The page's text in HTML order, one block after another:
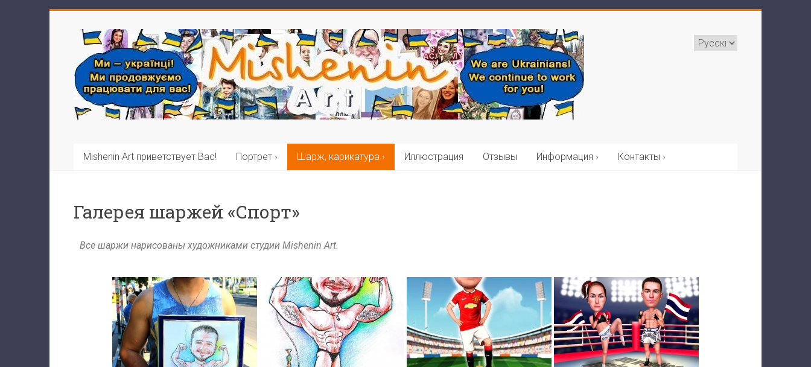
Mishenin Art приветствует Вас! Портрет › Шарж, карикатура › Иллюстрация Отзывы Информация › Контакты ›
Галерея шаржей «Спорт»
Все шаржи нарисованы художниками студии Mishenin Art.